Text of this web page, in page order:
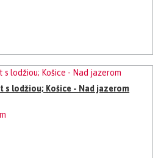
s lodžiou; Košice - Nad jazerom